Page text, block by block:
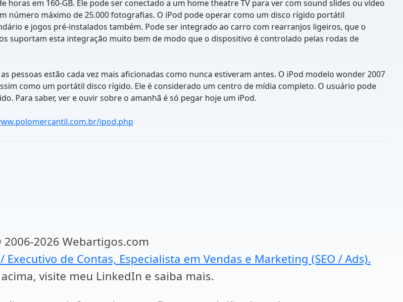
em 160-GB. Ele pode ser conectado a um home theatre TV para ver com sound slides ou vídeo
número máximo de 25.000 fotografias. O iPod pode operar como um disco rígido portátil
e jogos pré-instalados também. Pode ser integrado ao carro com rearranjos ligeiros, que o
suportam esta integração muito bem de modo que o dispositivo é controlado pelas rodas de
pessoas estão cada vez mais aficionadas como nunca estiveram antes. O iPod modelo wonder 2007
como um portátil disco rígido. Ele é considerado um centro de mídia completo. O usuário pode
Para saber, ver e ouvir sobre o amanhã é só pegar hoje um iPod.
ipod.php
2026 Webartigos.com
Executivo de Contas, Especialista em Vendas e Marketing (SEO / Ads).
visite meu LinkedIn e saiba mais.